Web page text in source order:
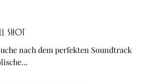
Shot
nach dem perfekten Soundtrack